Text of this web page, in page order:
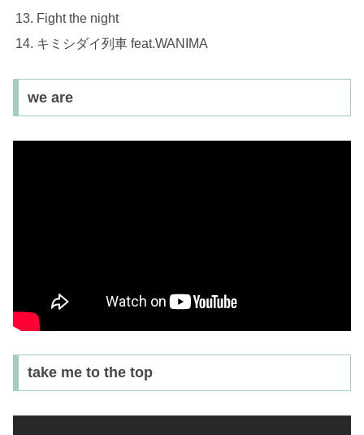
Fight the night
キミシダイ列車 feat.WANIMA
we are
take me to the top